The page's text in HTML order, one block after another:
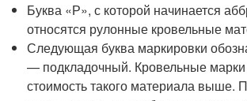
Буква «Р», с которой начинается
относятся рулонные кровельные
Следующая буква маркировки
— подкладочный. Кровельные марки
стоимость такого материала выше.